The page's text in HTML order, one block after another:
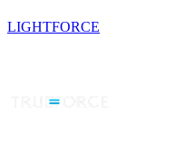
LIGHTFORCE